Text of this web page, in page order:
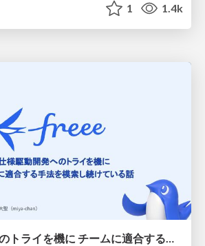
1 1.4k
仕様駆動開発へのトライを機に チームに適合する手法を模索し続けている話